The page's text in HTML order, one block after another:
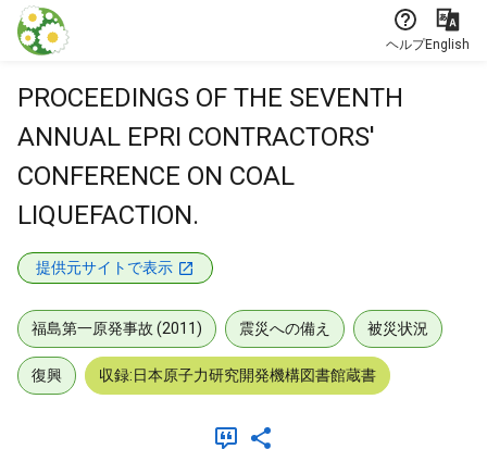
本文に飛ぶ
ヘルプEnglish
PROCEEDINGS OF THE SEVENTH
ANNUAL EPRI CONTRACTORS'
CONFERENCE ON COAL
LIQUEFACTION.
提供元サイトで表示
福島第一原発事故 (2011) 震災への備え 被災状況
復興 収録:日本原子力研究開発機構図書館蔵書